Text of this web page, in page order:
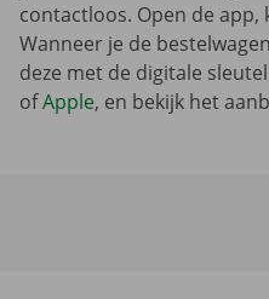
contactloos. Open de app,
Wanneer je de
deze met de digitale
ofApple, en bekijk het